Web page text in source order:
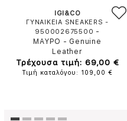
IGI&CO
ΓΥΝΑΙΚΕΙΑ SNEAKERS -
950002675500 -
ΜΑΥΡΟ - Genuine
Leather
Τρέχουσα τιμή: 69,00 €
Τιμή καταλόγου: 109,00 €